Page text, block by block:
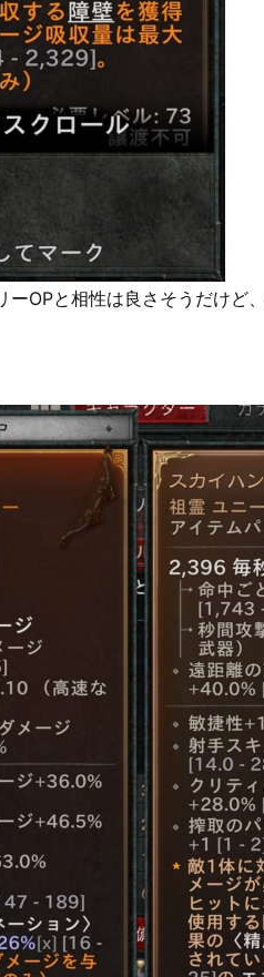
ーOPと相性は良さそうだけど